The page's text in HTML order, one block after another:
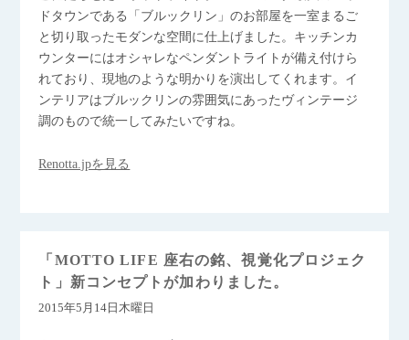
ドタウンである「ブルックリン」のお部屋を一室まるご
と切り取ったモダンな空間に仕上げました。キッチンカ
ウンターにはオシャレなペンダントライトが備え付けら
れており、現地のような明かりを演出してくれます。イ
ンテリアはブルックリンの雰囲気にあったヴィンテージ
調のもので統一してみたいですね。
Renotta.jpを見る
「MOTTO LIFE 座右の銘、視覚化プロジェク
ト」新コンセプトが加わりました。
2015年5月14日木曜日